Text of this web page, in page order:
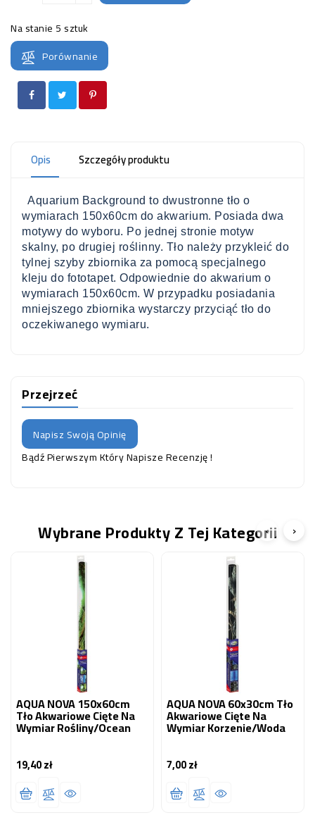
Na stanie 5 sztuk
Porównanie
Opis Szczegóły produktu
Aquarium Background to dwustronne tło o
wymiarach 150x60cm do akwarium. Posiada dwa
motywy do wyboru. Po jednej stronie motyw
skalny, po drugiej roślinny. Tło należy przykleić do
tylnej szyby zbiornika za pomocą specjalnego
kleju do fototapet. Odpowiednie do akwarium o
wymiarach 150x60cm. W przypadku posiadania
mniejszego zbiornika wystarczy przyciąć tło do
oczekiwanego wymiaru.
Przejrzeć
Napisz Swoją Opinię
Bądź Pierwszym Który Napisze Recenzję !
Wybrane Produkty Z Tej Kategorii
AQUA NOVA 150x60cm
Tło Akwariowe Cięte Na
Wymiar Rośliny/ocean
19,40 złCena
AQUA NOVA 60x30cm Tło
Akwariowe Cięte Na
Wymiar Korzenie/woda
7,00 złCena
‹ ›